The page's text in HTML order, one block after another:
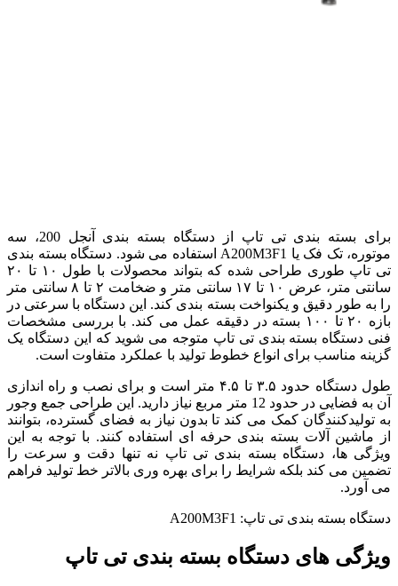
برای بسته بندی تی تاپ از دستگاه بسته بندی آنجل 200، سه
موتوره، تک فک یا A200M3F1 استفاده می شود. دستگاه بسته بندی
تی تاپ طوری طراحی شده که بتواند محصولات با طول ۱۰ تا ۲۰
سانتی متر، عرض ۱۰ تا ۱۷ سانتی متر و ضخامت ۲ تا ۸ سانتی متر
را به طور دقیق و یکنواخت بسته بندی کند. این دستگاه با سرعتی در
بازه ۲۰ تا ۱۰۰ بسته در دقیقه عمل می کند. با بررسی مشخصات
فنی دستگاه بسته بندی تی تاپ متوجه می شوید که این دستگاه یک
گزینه مناسب برای انواع خطوط تولید با عملکرد متفاوت است.
طول دستگاه حدود ۳.۵ تا ۴.۵ متر است و برای نصب و راه اندازی
آن به فضایی در حدود 12 متر مربع نیاز دارید. این طراحی جمع وجور
به تولیدکنندگان کمک می کند تا بدون نیاز به فضای گسترده، بتوانند
از ماشین آلات بسته بندی حرفه ای استفاده کنند. با توجه به این
ویژگی ها، دستگاه بسته بندی تی تاپ نه تنها دقت و سرعت را
تضمین می کند بلکه شرایط را برای بهره وری بالاتر خط تولید فراهم
می آورد.
دستگاه بسته بندی تی تاپ: A200M3F1
ویژگی های دستگاه بسته بندی تی تاپ